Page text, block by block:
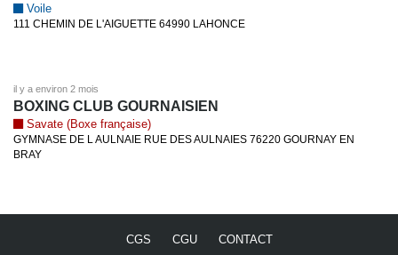
Voile
111 CHEMIN DE L'AIGUETTE 64990 LAHONCE
il y a environ 2 mois
BOXING CLUB GOURNAISIEN
Savate (Boxe française)
GYMNASE DE L AULNAIE RUE DES AULNAIES 76220 GOURNAY EN
BRAY
CGS CGU CONTACT